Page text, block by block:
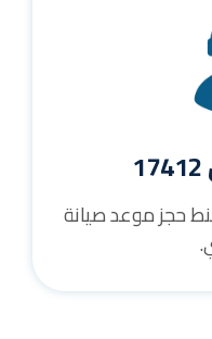
حجز موعد صيانة